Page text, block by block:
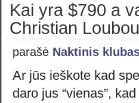
Kai yra $790 a
Christian
parašė Naktinis
Ar jūs ieškote kad
daro jus “vienas”,